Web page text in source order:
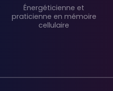
Énergéticienne et
praticienne en mémoire
cellulaire